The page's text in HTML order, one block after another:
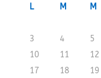
L M M
3
4 5
10
11 12
17
18 19